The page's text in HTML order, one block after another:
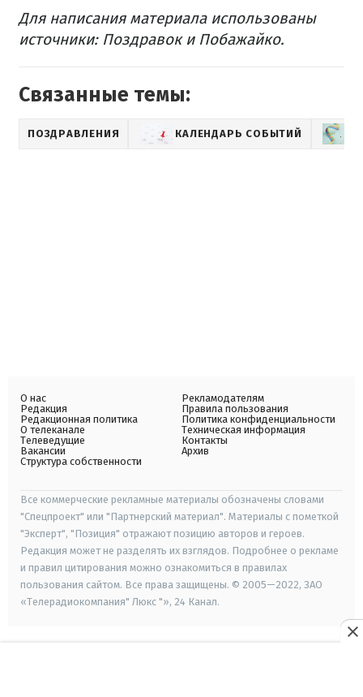
Для написания материала использованы
источники: Поздравок и Побажайко.
Связанные темы:
ПОЗДРАВЛЕНИЯ КАЛЕНДАРЬ СОБЫТИЙ
О нас
Редакция
Редакционная политика
О телеканале
Телеведущие
Вакансии
Структура собственности
Рекламодателям
Правила пользования
Политика конфиденциальности
Техническая информация
Контакты
Архив
Все коммерческие рекламные материалы обозначены словами
"Спецпроект" или "Партнерский материал". Материалы с пометкой
"Эксперт", "Позиция" отражают позицию авторов и героев.
Редакция может не разделять их взглядов. Подробнее о рекламе
и правил цитирования можно ознакомиться в правилах
пользования сайтом. Все права защищены. © 2005—2022, ЗАО
«Телерадиокомпания" Люкс "», 24 Канал.